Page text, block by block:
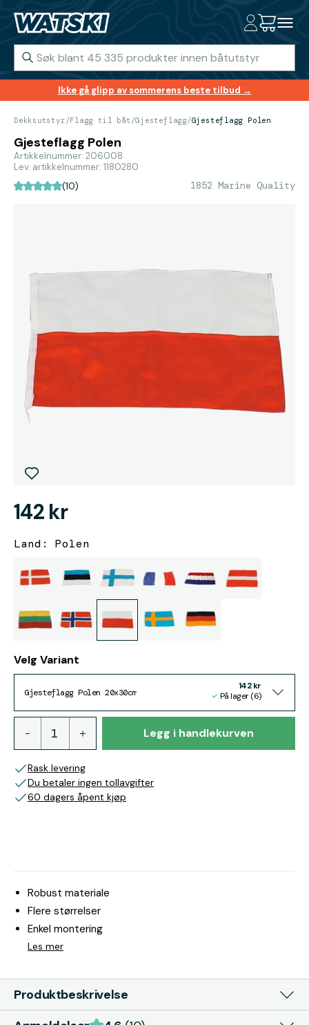
Ikke gå glipp av sommerens beste tilbud →
Dekksutstyr/Flagg til båt /Gjesteflagg/Gjesteflagg Polen
Gjesteflagg Polen
Artikkelnummer: 206008
Lev. artikkelnummer: 1180280
(10) 1852 Marine Quality
142 kr
Land: Polen
Velg Variant
Gjesteflagg Polen 20x30cm
142 kr
På lager (6)
Legg i handlekurven
Rask levering
Du betaler ingen tollavgifter
60 dagers åpent kjøp
Robust materiale
Flere størrelser
Enkel montering
Les mer
Produktbeskrivelse